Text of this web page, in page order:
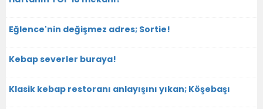
Eğlence'nin değişmez adres; Sortie!
Kebap severler buraya!
Klasik kebap restoranı anlayışını yıkan; Köşebaşı